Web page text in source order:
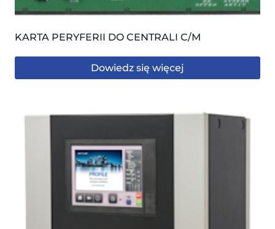
KARTA PERYFERII DO CENTRALI C/M
Dowiedz się więcej